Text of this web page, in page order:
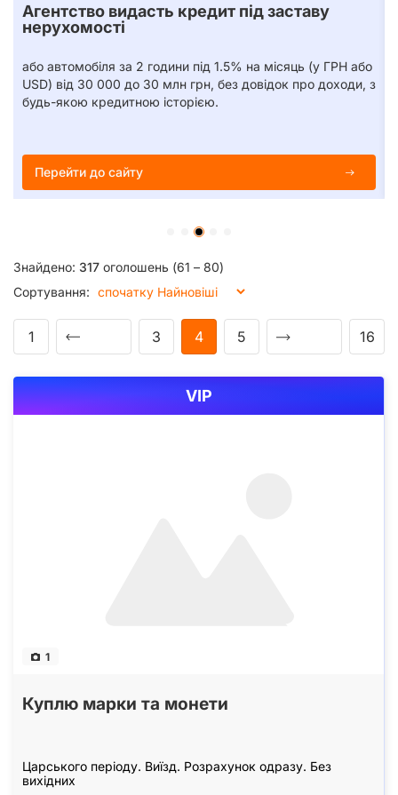
Агентство видасть кредит під заставу
нерухомості
або автомобіля за 2 години під 1.5% на місяць (у ГРН або
USD) від 30 000 до 30 млн грн, без довідок про доходи, з
будь-якою кредитною історією.
Перейти до сайту
Сортування:
Знайдено: 317 оголошень (61 – 80)
1 3 4 5 16
1
Куплю марки та монети
Царського періоду. Виїзд. Розрахунок одразу. Без
вихідних
VIP